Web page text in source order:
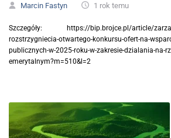
Marcin Fastyn 1 rok temu
Szczegóły: https://bip.brojce.pl/article/
rozstrzygniecia-otwartego-konkursu-ofert-na-
publicznych-w-2025-roku-w-zakresie-dzialania-na-
emerytalnym?m=510&l=2